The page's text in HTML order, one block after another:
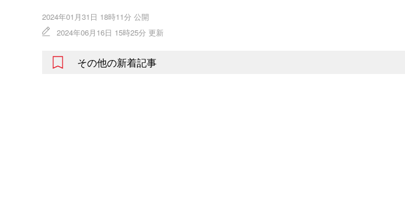
2024年01月31日 18時11分 公開
2024年06月16日 15時25分 更新
その他の新着記事